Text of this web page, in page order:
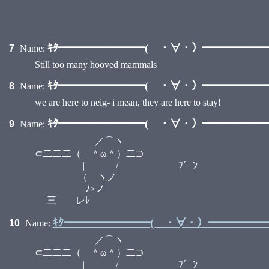
｀ｰ-
/ , '
/ , '
7 Name: ｷﾀ━━━━━━━━( ・∀・）
Still too many hooved mammals
8 Name: ｷﾀ━━━━━━━━( ・∀・）
we are here to neig- i mean, they are here to stay!
9 Name: ｷﾀ━━━━━━━━( ・∀・）
／⌒ヽ
⊂二二二（ ＾ω＾）二⊃
| / ﾌﾞｰﾝ
（ ヽノ
ﾉ>ノ
三 レﾚ
10 Name: ｷﾀ━━━━━━━━( ・∀・）
／⌒ヽ
⊂二二二（ ＾ω＾）二⊃
| / ﾌﾞｰﾝ